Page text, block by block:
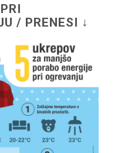
/ PRENESI ↓